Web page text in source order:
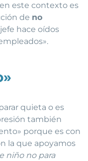
este contexto es
de no
hace oídos
quieta o es
también
porque es con
la que apoyamos
niño no para